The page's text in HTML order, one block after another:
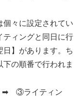
々に設定されてい
ティングと同日に行
日】があります。ち
の順番で行われま
③ライティン